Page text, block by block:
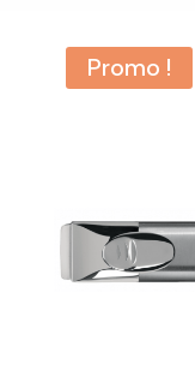
Promo !